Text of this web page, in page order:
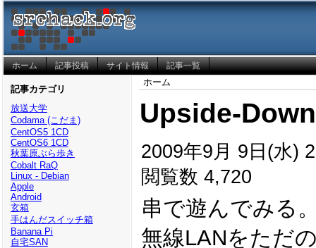
ホーム 記事投稿 サイト情報 記事一覧
記事カテゴリ
放送大学
Codama (こだま)
CentOS5 1CD
CentOS6 1CD
秋葉原ぶら歩き
Cobalt RaQ
Linux - Debian
Apple
Android
玄箱
手はんだスイッチ箱
Banana Pi
自宅SAN
ホーム
Upside-
2009年9月 9日(水)
閲覧数 4,720
串で遊んでみる
無線LANをただ